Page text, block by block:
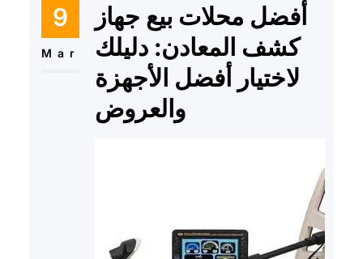
9
Mar
أفضل محلات بيع جهاز
كشف المعادن: دليلك
لاختيار أفضل الأجهزة
والعروض